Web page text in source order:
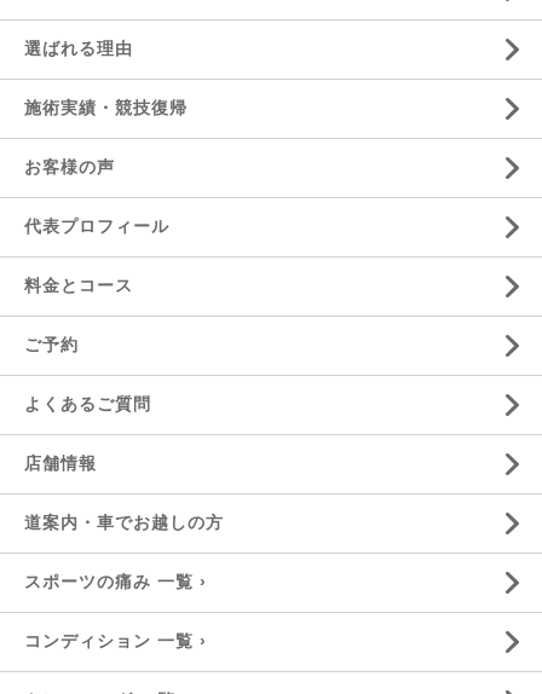
選ばれる理由
施術実績・競技復帰
お客様の声
代表プロフィール
料金とコース
ご予約
よくあるご質問
店舗情報
道案内・車でお越しの方
スポーツの痛み 一覧 ›
コンディション 一覧 ›